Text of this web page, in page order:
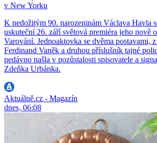
v New Yorku
K nedožitým 90. narozeninám Václava Havla
uskuteční 26. září světová premiéra jeho nově
Varování. Jednoaktovka se dvěma postavami,
Ferdinand Vaněk a druhou příslušník tajné
nedávno našla v pozůstalosti spisovatele a
Zdeňka Urbánka.
Aktuálně.cz - Magazín
dnes, 06:08